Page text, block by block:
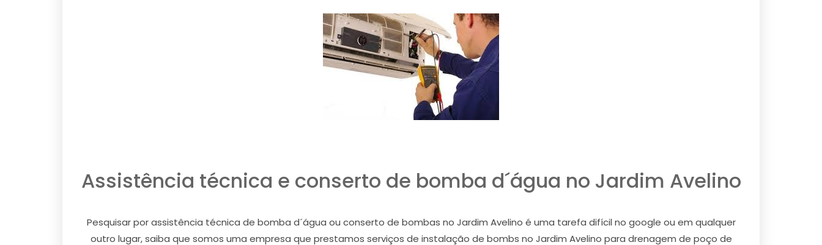
Assistência técnica e conserto de bomba d´água no Jardim Avelino
Pesquisar por assistência técnica de bomba d´água ou conserto de bombas no Jardim Avelino é uma tarefa difícil no google ou em qualquer
outro lugar, saiba que somos uma empresa que prestamos serviços de instalação de bombs no Jardim Avelino para drenagem de poço de